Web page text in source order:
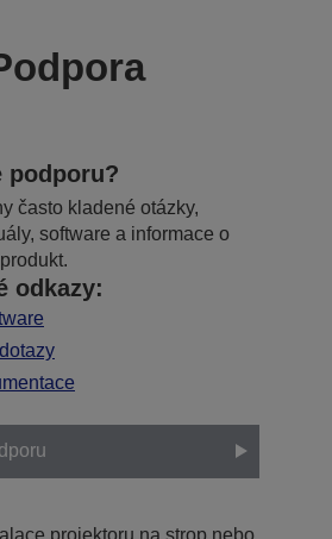
podporu?
často kladené otázky,
software a informace o
odkazy:
projektoru na strop nebo